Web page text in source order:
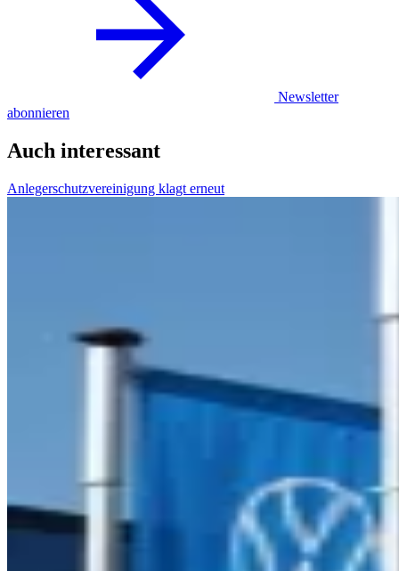
Newsletter
abonnieren
Auch interessant
Anlegerschutzvereinigung klagt erneut